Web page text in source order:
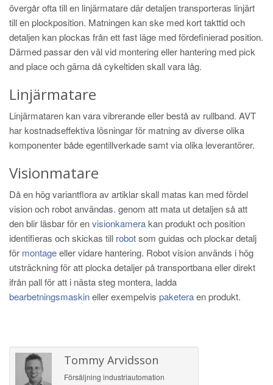
övergår ofta till en linjärmatare där detaljen transporteras linjärt
till en plockposition. Matningen kan ske med kort takttid och
detaljen kan plockas från ett fast läge med fördefinierad position.
Därmed passar den väl vid montering eller hantering med pick
and place och gärna då cykeltiden skall vara låg.
Linjärmatare
Linjärmataren kan vara vibrerande eller bestå av rullband. AVT
har kostnadseffektiva lösningar för matning av diverse olika
komponenter både egentillverkade samt via olika leverantörer.
Visionmatare
Då en hög variantflora av artiklar skall matas kan med fördel
vision och robot användas. genom att mata ut detaljen så att
den blir läsbar för envisionkamerakan produkt och position
identifieras och skickas till robotsom guidas och plockar detalj
för montageeller vidare hantering. Robot vision används i hög
utsträckning för att plocka detaljer på transportbana eller direkt
ifrån pall för att i nästa steg montera, ladda
bearbetningsmaskineller exempelvis paketeraen produkt.
Tommy Arvidsson
Försäljning industriautomation